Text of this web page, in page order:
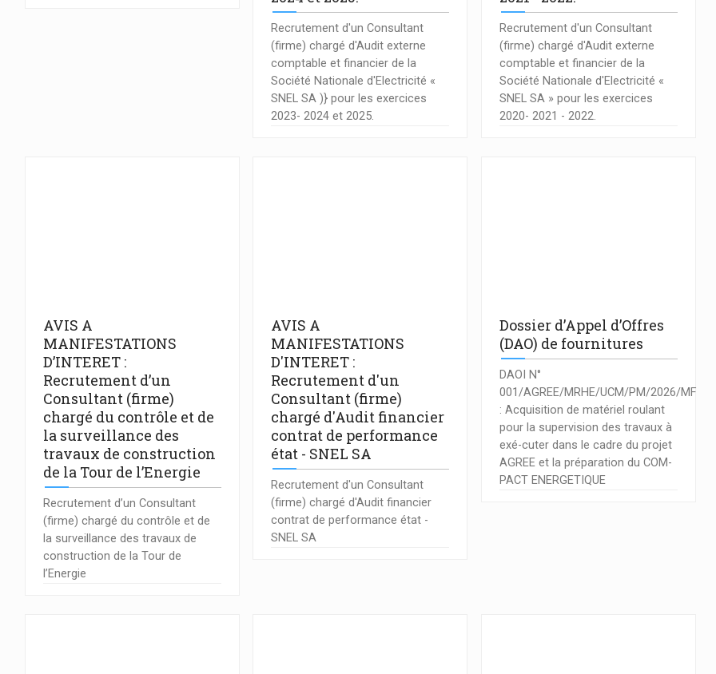
Recrutement d'un Consultant
(firme) chargé d'Audit externe
comptable et financier de la
Société Nationale d'Electricité «
SNEL SA )} pour les exercices
2023- 2024 et 2025.
Recrutement d'un Consultant
(firme) chargé d'Audit externe
comptable et financier de la
Société Nationale d'Electricité «
SNEL SA » pour les exercices
2020- 2021 - 2022.
AVIS A
MANIFESTATIONS
D’INTERET :
Recrutement d’un
Consultant (firme)
chargé du contrôle et de
la surveillance des
travaux de construction
de la Tour de l’Energie
Recrutement d’un Consultant
(firme) chargé du contrôle et de
la surveillance des travaux de
construction de la Tour de
l’Energie
AVIS A
MANIFESTATIONS
D'INTERET :
Recrutement d'un
Consultant (firme)
chargé d'Audit financier
contrat de performance
état - SNEL SA
Recrutement d'un Consultant
(firme) chargé d'Audit financier
contrat de performance état -
SNEL SA
Dossier d’Appel d’Offres
(DAO) de fournitures
DAOI N°
001/AGREE/MRHE/UCM/PM/2026/MF
: Acquisition de matériel roulant
pour la supervision des travaux à
exé-cuter dans le cadre du projet
AGREE et la préparation du COM-
PACT ENERGETIQUE